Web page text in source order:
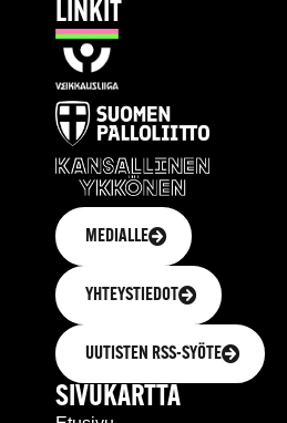
LINKIT
MEDIALLE
YHTEYSTIEDOT
UUTISTEN RSS-SYÖTE
SIVUKARTTA